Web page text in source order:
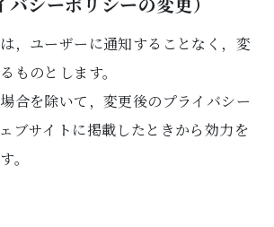
，ユーザーに通知することなく，変
ものとします。
合を除いて，変更後のプライバシー
ブサイトに掲載したときから効力を
。